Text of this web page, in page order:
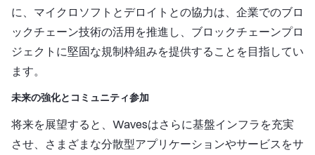
に、マイクロソフトとデロイトとの協力は、企業でのブロ
ックチェーン技術の活用を推進し、ブロックチェーンプロ
ジェクトに堅固な規制枠組みを提供することを目指してい
ます。
未来の強化とコミュニティ参加
将来を展望すると、Wavesはさらに基盤インフラを充実
させ、さまざまな分散型アプリケーションやサービスをサ